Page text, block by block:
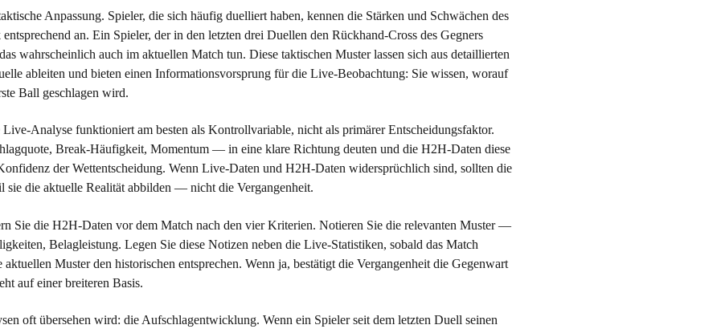
Anpassung. Spieler, die sich häufig duelliert haben, kennen die Stärken und Schwächen des
an. Ein Spieler, der in den letzten drei Duellen den Rückhand-Cross des Gegners
wahrscheinlich auch im aktuellen Match tun. Diese taktischen Muster lassen sich aus detaillierten
ableiten und bieten einen Informationsvorsprung für die Live-Beobachtung: Sie wissen, worauf
Ball geschlagen wird.
Analyse funktioniert am besten als Kontrollvariable, nicht als primärer Entscheidungsfaktor.
Break-Häufigkeit, Momentum — in eine klare Richtung deuten und die H2H-Daten diese
der Wettentscheidung. Wenn Live-Daten und H2H-Daten widersprüchlich sind, sollten die
sie die aktuelle Realität abbilden — nicht die Vergangenheit.
Sie die H2H-Daten vor dem Match nach den vier Kriterien. Notieren Sie die relevanten Muster —
Belagleistung. Legen Sie diese Notizen neben die Live-Statistiken, sobald das Match
Muster den historischen entsprechen. Wenn ja, bestätigt die Vergangenheit die Gegenwart
auf einer breiteren Basis.
oft übersehen wird: die Aufschlagentwicklung. Wenn ein Spieler seit dem letzten Duell seinen